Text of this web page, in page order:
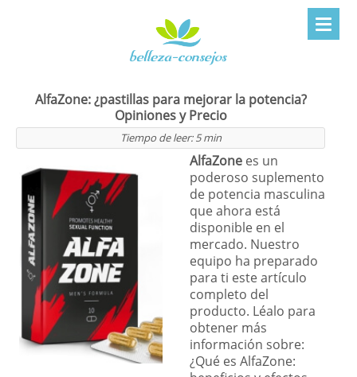
AlfaZone: ¿pastillas para mejorar la potencia?
Opiniones y Precio
Tiempo de leer:5 min
AlfaZone es un
poderoso suplemento
de potencia masculina
que ahora está
disponible en el
mercado. Nuestro
equipo ha preparado
para ti este artículo
completo del
producto. Léalo para
obtener más
información sobre:
¿Qué es AlfaZone: